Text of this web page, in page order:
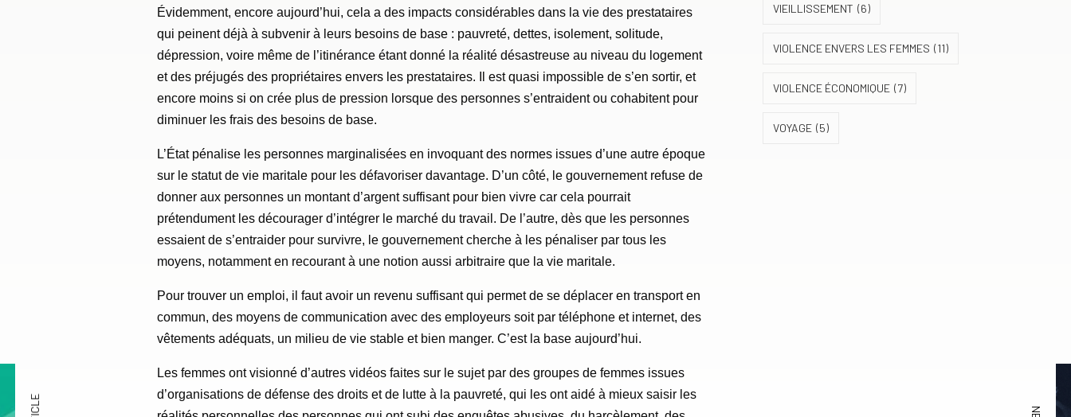
Évidemment, encore aujourd’hui, cela a des impacts considérables dans la vie des prestataires
qui peinent déjà à subvenir à leurs besoins de base : pauvreté, dettes, isolement, solitude,
dépression, voire même de l’itinérance étant donné la réalité désastreuse au niveau du logement
et des préjugés des propriétaires envers les prestataires. Il est quasi impossible de s’en sortir, et
encore moins si on crée plus de pression lorsque des personnes s’entraident ou cohabitent pour
diminuer les frais des besoins de base.
L’État pénalise les personnes marginalisées en invoquant des normes issues d’une autre époque
sur le statut de vie maritale pour les défavoriser davantage. D’un côté, le gouvernement refuse de
donner aux personnes un montant d’argent suffisant pour bien vivre car cela pourrait
prétendument les décourager d’intégrer le marché du travail. De l’autre, dès que les personnes
essaient de s’entraider pour survivre, le gouvernement cherche à les pénaliser par tous les
moyens, notamment en recourant à une notion aussi arbitraire que la vie maritale.
Pour trouver un emploi, il faut avoir un revenu suffisant qui permet de se déplacer en transport en
commun, des moyens de communication avec des employeurs soit par téléphone et internet, des
vêtements adéquats, un milieu de vie stable et bien manger. C’est la base aujourd’hui.
Les femmes ont visionné d’autres vidéos faites sur le sujet par des groupes de femmes issues
d’organisations de défense des droits et de lutte à la pauvreté, qui les ont aidé à mieux saisir les
VIEILLISSEMENT (6)
VIOLENCE ENVERS LES FEMMES (11)
VIOLENCE ÉCONOMIQUE (7)
VOYAGE (5)